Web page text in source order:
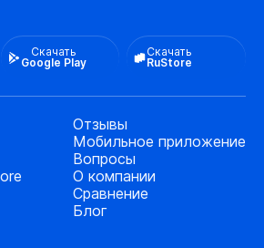
Скачать
Google Play
Скачать
RuStore
Отзывы
Мобильное приложение
Вопросы
О компании
Сравнение
Блог